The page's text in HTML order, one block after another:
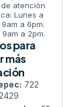
atención
Lunes a
a 6pm.
a 2pm.
para
más
722